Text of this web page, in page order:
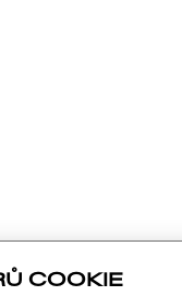
COOKIE